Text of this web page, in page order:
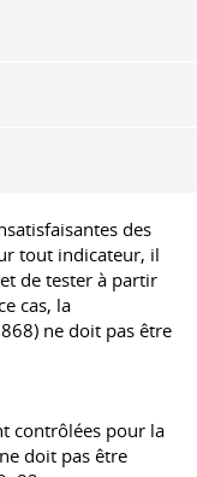
des
tout indicateur, il
de tester à partir
cas, la
ne doit pas être
contrôlées pour la
doit pas être